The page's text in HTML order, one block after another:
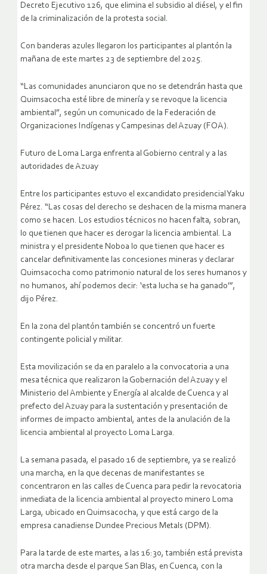
Decreto Ejecutivo 126, que elimina el subsidio al diésel, y el fin
de la criminalización de la protesta social.
Con banderas azules llegaron los participantes al plantón la
mañana de este martes 23 de septiembre del 2025.
“Las comunidades anunciaron que no se detendrán hasta que
Quimsacocha esté libre de minería y se revoque la licencia
ambiental”, según un comunicado de la Federación de
Organizaciones Indígenas y Campesinas del Azuay (FOA).
Futuro de Loma Larga enfrenta al Gobierno central y a las
autoridades de Azuay
Entre los participantes estuvo el excandidato presidencial Yaku
Pérez. “Las cosas del derecho se deshacen de la misma manera
como se hacen. Los estudios técnicos no hacen falta, sobran,
lo que tienen que hacer es derogar la licencia ambiental. La
ministra y el presidente Noboa lo que tienen que hacer es
cancelar definitivamente las concesiones mineras y declarar
Quimsacocha como patrimonio natural de los seres humanos y
no humanos, ahí podemos decir: ‘esta lucha se ha ganado’”,
dijo Pérez.
En la zona del plantón también se concentró un fuerte
contingente policial y militar.
Esta movilización se da en paralelo a la convocatoria a una
mesa técnica que realizaron la Gobernación del Azuay y el
Ministerio del Ambiente y Energía al alcalde de Cuenca y al
prefecto del Azuay para la sustentación y presentación de
informes de impacto ambiental, antes de la anulación de la
licencia ambiental al proyecto Loma Larga.
La semana pasada, el pasado 16 de septiembre, ya se realizó
una marcha, en la que decenas de manifestantes se
concentraron en las calles de Cuenca para pedir la revocatoria
inmediata de la licencia ambiental al proyecto minero Loma
Larga, ubicado en Quimsacocha, y que está cargo de la
empresa canadiense Dundee Precious Metals (DPM).
Para la tarde de este martes, a las 16:30, también está prevista
otra marcha desde el parque San Blas, en Cuenca, con la